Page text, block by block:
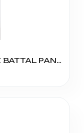
BAY DÜZ BÜRÜMCÜK CEPSİZ BATTAL PANTOLON 5'Lİ SERİ